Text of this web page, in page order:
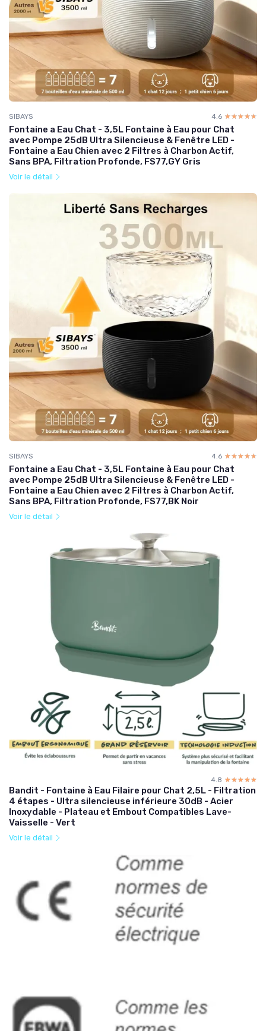
SIBAYS 4.6 ☆☆☆☆☆
★★★★★
Fontaine a Eau Chat - 3,5L Fontaine à Eau pour Chat
avec Pompe 25dB Ultra Silencieuse & Fenêtre LED -
Fontaine a Eau Chien avec 2 Filtres à Charbon Actif,
Sans BPA, Filtration Profonde, FS77,GY Gris
Voir le détail
SIBAYS 4.6 ☆☆☆☆☆
★★★★★
Fontaine a Eau Chat - 3,5L Fontaine à Eau pour Chat
avec Pompe 25dB Ultra Silencieuse & Fenêtre LED -
Fontaine a Eau Chien avec 2 Filtres à Charbon Actif,
Sans BPA, Filtration Profonde, FS77,BK Noir
Voir le détail
4.8 ☆☆☆☆☆
★★★★★
Bandit - Fontaine à Eau Filaire pour Chat 2,5L - Filtration
4 étapes - Ultra silencieuse inférieure 30dB - Acier
Inoxydable - Plateau et Embout Compatibles Lave-
Vaisselle - Vert
Voir le détail